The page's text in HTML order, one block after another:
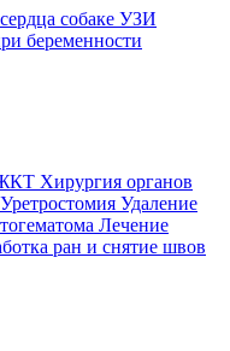
собаке УЗИ
беременности
Хирургия органов
Уретростомия Удаление
Лечение
ран и снятие швов